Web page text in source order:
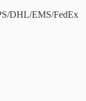
DHL/EMS/FedEx